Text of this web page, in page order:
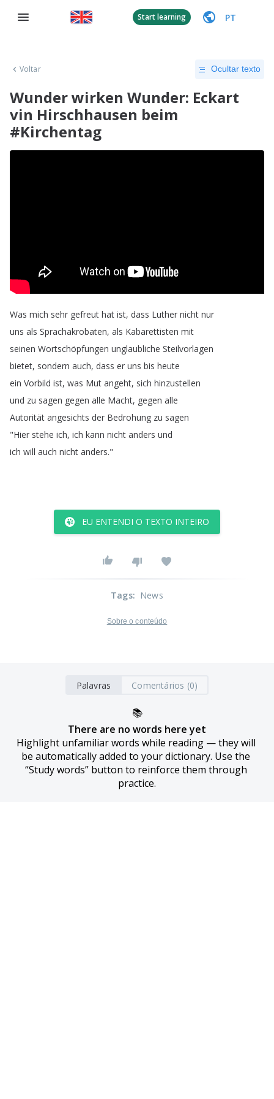
Start learning PT
Voltar Ocultar texto
Wunder wirken Wunder: Eckart
vin Hirschhausen beim
#Kirchentag
Was mich sehr gefreut hat ist, dass Luther nicht nur
uns als Sprachakrobaten, als Kabarettisten mit
seinen Wortschöpfungen unglaubliche Steilvorlagen
bietet, sondern auch, dass er uns bis heute
ein Vorbild ist, was Mut angeht, sich hinzustellen
und zu sagen gegen alle Macht, gegen alle
Autorität angesichts der Bedrohung zu sagen
"Hier stehe ich, ich kann nicht anders und
ich will auch nicht anders."
EU ENTENDI O TEXTO INTEIRO
Tags: News
Sobre o conteúdo
Palavras Comentários (0)
📚
There are no words here yet
Highlight unfamiliar words while reading — they will
be automatically added to your dictionary. Use the
“Study words” button to reinforce them through
practice.